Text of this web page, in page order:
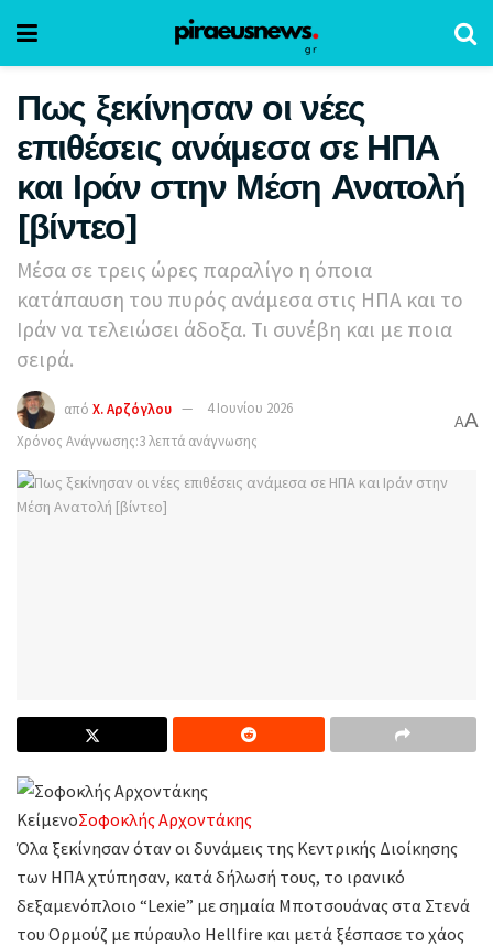
Πως ξεκίνησαν οι νέες
επιθέσεις ανάμεσα σε ΗΠΑ
και Ιράν στην Μέση Ανατολή
[βίντεο]
Μέσα σε τρεις ώρες παραλίγο η όποια
κατάπαυση του πυρός ανάμεσα στις ΗΠΑ και το
Ιράν να τελειώσει άδοξα. Τι συνέβη και με ποια
σειρά.
από Χ. Αρζόγλου
4 Ιουνίου 2026
Χρόνος Ανάγνωσης:3 λεπτά ανάγνωσης
AA
ΚείμενοΣοφοκλής Αρχοντάκης
Όλα ξεκίνησαν όταν οι δυνάμεις της Κεντρικής Διοίκησης
των ΗΠΑ χτύπησαν, κατά δήλωσή τους, το ιρανικό
δεξαμενόπλοιο “Lexie” με σημαία Μποτσουάνας στα Στενά
του Ορμούζ με πύραυλο Hellfire και μετά ξέσπασε το χάος